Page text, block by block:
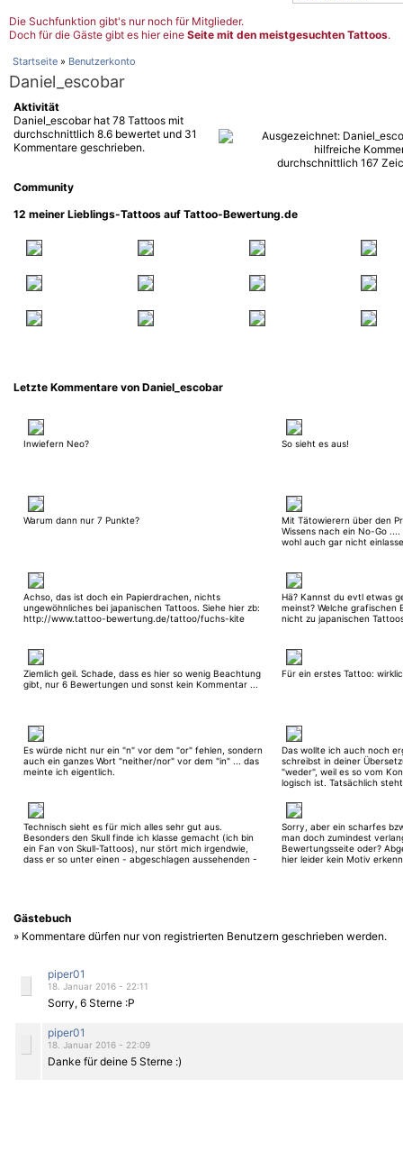
Die Suchfunktion gibt's nur noch für Mitglieder.
Doch für die Gäste gibt es hier eine Seite mit den meistgesuchten Tattoos.
Startseite » Benutzerkonto
Daniel_escobar
Aktivität
Daniel_escobar hat 78 Tattoos mit
durchschnittlich 8.6 bewertet und 31
Kommentare geschrieben.
Community
12 meiner Lieblings-Tattoos auf Tattoo-Bewertung.de
Letzte Kommentare von Daniel_escobar
Inwiefern Neo? So sieht es aus!
Warum dann nur 7 Punkte?
Mit Tätowierern über den
Wissens nach ein No-Go
wohl auch gar nicht
Achso, das ist doch ein Papierdrachen, nichts
ungewöhnliches bei japanischen Tattoos. Siehe hier zb:
http://www.tattoo-bewertung.de/tattoo/fuchs-kite
Hä? Kannst du evtl etwas
meinst? Welche grafischen
nicht zu japanischen
Ziemlich geil. Schade, dass es hier so wenig Beachtung
gibt, nur 6 Bewertungen und sonst kein Kommentar ...
Für ein erstes Tattoo:
Es würde nicht nur ein "n" vor dem "or" fehlen, sondern
auch ein ganzes Wort "neither/nor" vor dem "in" ... das
meinte ich eigentlich.
Das wollte ich auch noch
schreibst in deiner
"weder", weil es so vom
logisch ist. Tatsächlich
meiner Meinung auch der
"nor", um dem Ganzen
geben. Es sei denn, ich
Technisch sieht es für mich alles sehr gut aus.
Besonders den Skull finde ich klasse gemacht (ich bin
ein Fan von Skull-Tattoos), nur stört mich irgendwie,
dass er so unter einen - abgeschlagen aussehenden -
ausgeführten Motivs mit diesen Letterings, ich weiß
nicht ... schwierige Kiste. [edit]- bearbeitet am
29.08.2016 um 15:56 -[/edit]
Sorry, aber ein scharfes
man doch zumindest
Bewertungsseite oder?
hier leider kein Motiv
Gästebuch
» Kommentare dürfen nur von registrierten Benutzern geschrieben werden.
piper01
18. Januar 2016 - 22:11
Sorry, 6 Sterne :P
piper01
18. Januar 2016 - 22:09
Danke für deine 5 Sterne :)